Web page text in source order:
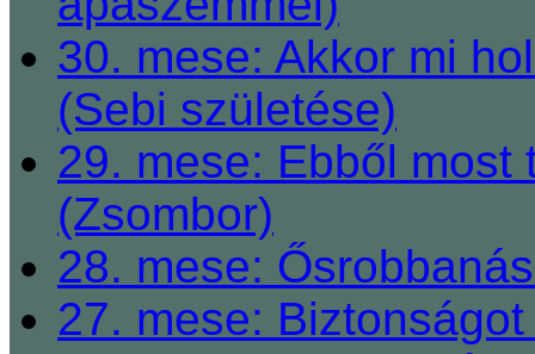
30. mese: Akkor mi
(Sebi születése)
29. mese: Ebből
(Zsombor)
28. mese:
27. mese: